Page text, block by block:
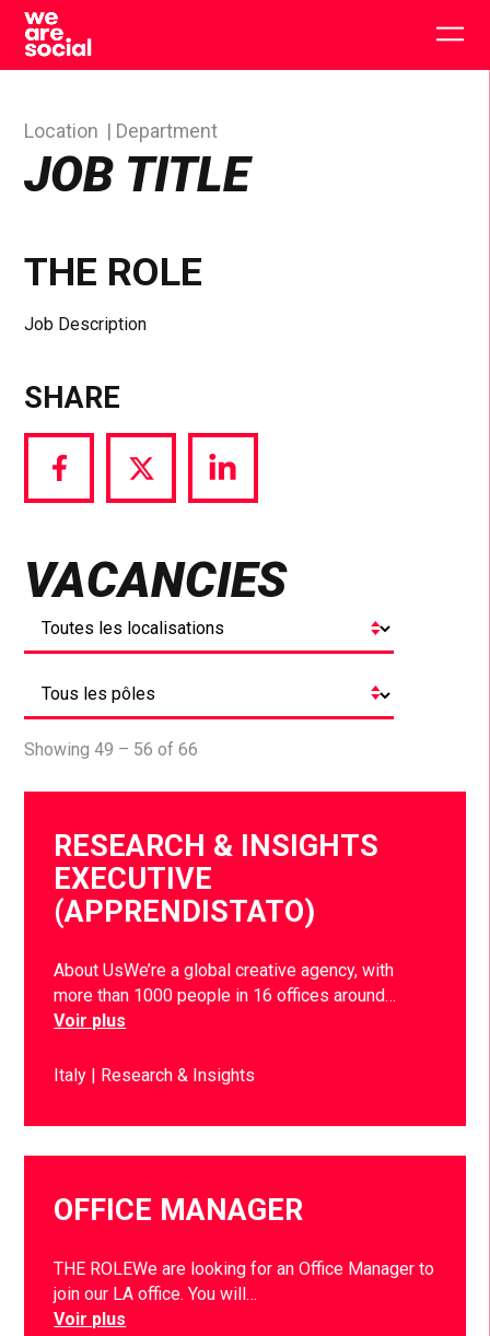
Skip
content
JOB TITLE
Location Department
THE ROLE
Job Description
SHARE
Share
via
Share
via
Share
via
VACANCIES
Showing 49 – 56 of 66
RESEARCH & INSIGHTS
EXECUTIVE
(APPRENDISTATO)
About UsWe’re a global creative agency, with
more than 1000 people in 16 offices around…
Voir plus
Italy Research & Insights
OFFICE MANAGER
THE ROLEWe are looking for an Office Manager to
join our LA office. You will…
Voir plus